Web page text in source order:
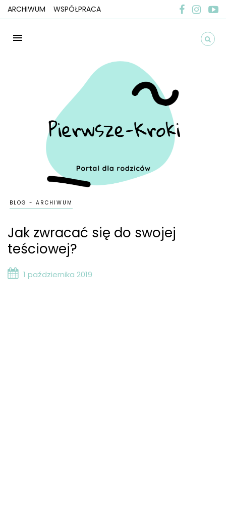
ARCHIWUM WSPÓŁPRACA
BLOG - ARCHIWUM
Jak zwracać się do swojej
teściowej?
1 października 2019